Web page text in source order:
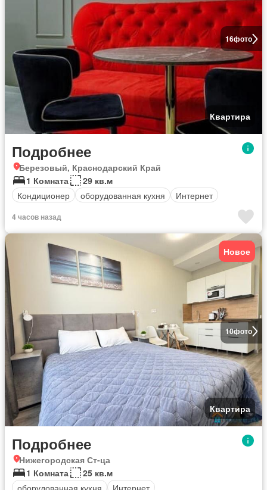
16фото
Квартира
Подробнее
Березовый, Краснодарский Край
1 Комната
29 кв.м
Кондиционер
оборудованная кухня Интернет
4 часов назад
10фото
Новое
Квартира
Подробнее
Нижегородская Ст-ца
1 Комната
25 кв.м
оборудованная кухня
Интернет